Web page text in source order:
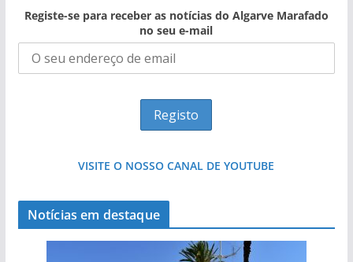
Registe-se para receber as notícias do Algarve Marafado
no seu e-mail
VISITE O NOSSO CANAL DE YOUTUBE
Notícias em destaque